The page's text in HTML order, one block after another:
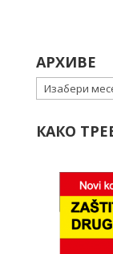
АРХИВЕ
Архиве
КАКО